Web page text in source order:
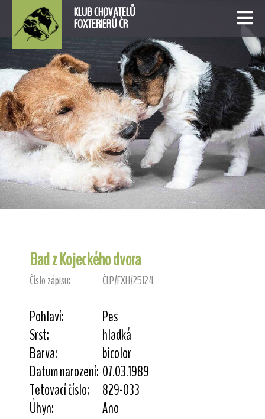
KLUB CHOVATELŮ
FOXTERIÉRŮ ČR
Bad z Kojeckého dvora
Číslo zápisu: ČLP/FXH/25124
Pohlaví:
Pes
Srst:
hladká
Barva:
bicolor
Datum narození: 07.03.1989
Tetovací číslo:
829-033
Úhyn:
Ano